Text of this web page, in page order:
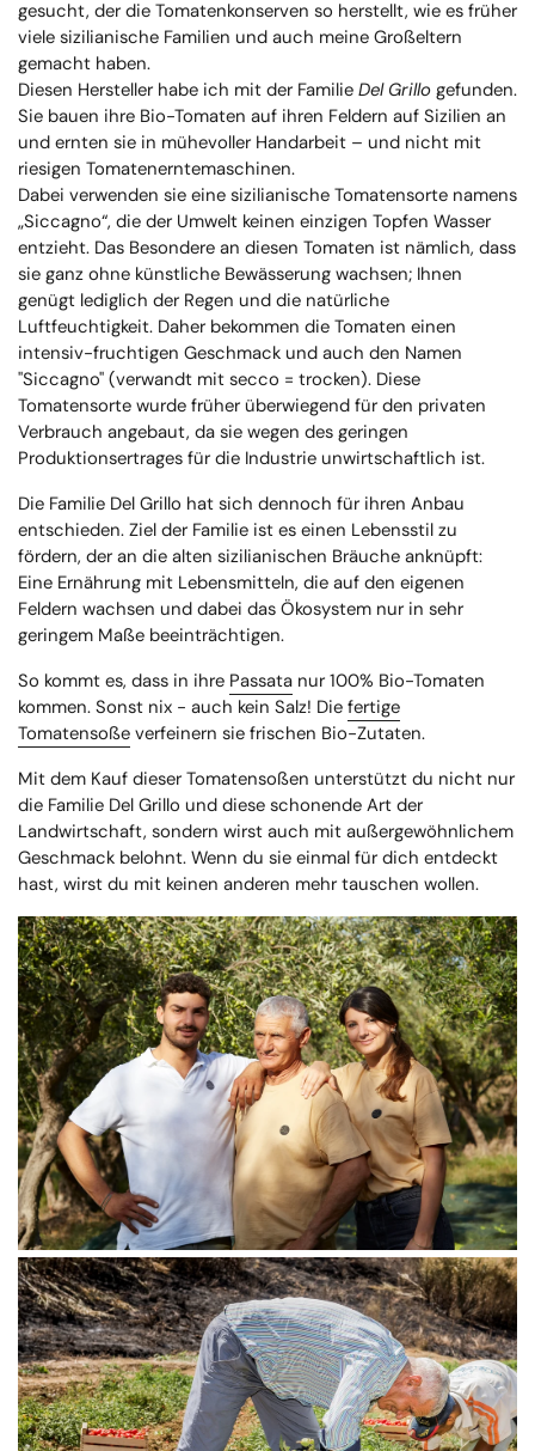
gesucht, der die Tomatenkonserven so herstellt, wie es früher
viele sizilianische Familien und auch meine Großeltern
gemacht haben.
Diesen Hersteller habe ich mit der Familie Del Grillo gefunden.
Sie bauen ihre Bio-Tomaten auf ihren Feldern auf Sizilien an
und ernten sie in mühevoller Handarbeit – und nicht mit
riesigen Tomatenerntemaschinen.
Dabei verwenden sie eine sizilianische Tomatensorte namens
„Siccagno“, die der Umwelt keinen einzigen Topfen Wasser
entzieht. Das Besondere an diesen Tomaten ist nämlich, dass
sie ganz ohne künstliche Bewässerung wachsen; Ihnen
genügt lediglich der Regen und die natürliche
Luftfeuchtigkeit. Daher bekommen die Tomaten einen
intensiv-fruchtigen Geschmack und auch den Namen
"Siccagno" (verwandt mit secco = trocken). Diese
Tomatensorte wurde früher überwiegend für den privaten
Verbrauch angebaut, da sie wegen des geringen
Produktionsertrages für die Industrie unwirtschaftlich ist.
Die Familie Del Grillo hat sich dennoch für ihren Anbau
entschieden. Ziel der Familie ist es einen Lebensstil zu
fördern, der an die alten sizilianischen Bräuche anknüpft:
Eine Ernährung mit Lebensmitteln, die auf den eigenen
Feldern wachsen und dabei das Ökosystem nur in sehr
geringem Maße beeinträchtigen.
So kommt es, dass in ihre Passata nur 100% Bio-Tomaten
kommen. Sonst nix - auch kein Salz! Die fertige
Tomatensoße verfeinern sie frischen Bio-Zutaten.
Mit dem Kauf dieser Tomatensoßen unterstützt du nicht nur
die Familie Del Grillo und diese schonende Art der
Landwirtschaft, sondern wirst auch mit außergewöhnlichem
Geschmack belohnt. Wenn du sie einmal für dich entdeckt
hast, wirst du mit keinen anderen mehr tauschen wollen.